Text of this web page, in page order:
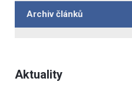
Archiv článků
Aktuality